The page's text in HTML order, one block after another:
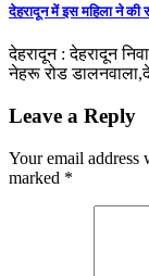
देहरादून में इस महिला ने की
देहरादून : देहरादून
नेहरू रोड
Leave a Reply
Your email address
marked *